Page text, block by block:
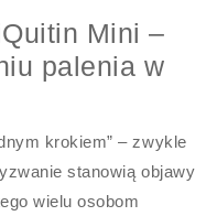
Mini –
palenia w
krokiem” – zwykle
stanowią objawy
wielu osobom